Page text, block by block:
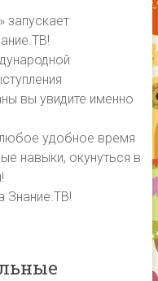
запускает
вы увидите именно
удобное время
навыки, окунуться в
Знание.ТВ!